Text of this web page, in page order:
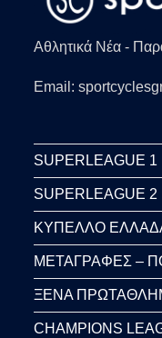
Αθλητικά Νέα -
Email:
SUPERLEAGUE 1
SUPERLEAGUE 2
ΚΥΠΕΛΛΟ
ΜΕΤΑΓΡΑΦΕΣ –
ΞΕΝΑ
CHAMPIONS